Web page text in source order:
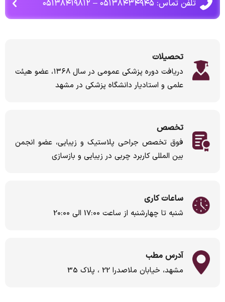
تلفن تماس: ۰۵۱۳۸۴۳۴۹۴۵ – ۰۵۱۳۸۴۱۹۸۱۲
تحصیلات
دریافت دوره پزشکی عمومی در سال ۱۳۶۸، عضو هیئت
علمی و استادیار دانشگاه پزشکی در مشهد
تخصص
فوق تخصص جراحی پلاستیک و زیبایی، عضو انجمن
بین المللی کاربرد چربی در زیبایی و بازسازی
ساعات کاری
شنبه تا چهارشنبه از ساعت 17:00 الی 20:00
آدرس مطب
مشهد، خیابان ملاصدرا 22 ، پلاک 35